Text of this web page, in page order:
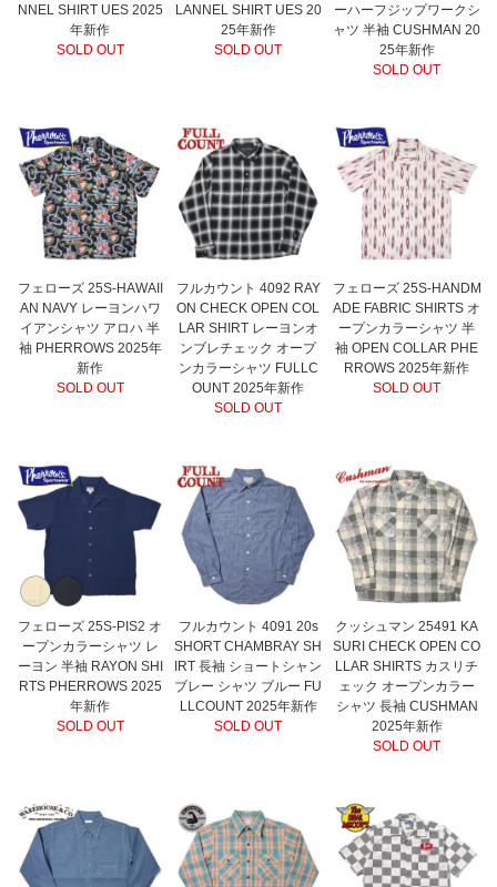
NNEL SHIRT UES 2025
年新作
SOLD OUT
LANNEL SHIRT UES 20
25年新作
SOLD OUT
ーハーフジップワークシ
ャツ 半袖 CUSHMAN 20
25年新作
SOLD OUT
フェローズ 25S-HAWAII
AN NAVY レーヨンハワ
イアンシャツ アロハ 半
袖 PHERROWS 2025年
新作
SOLD OUT
フルカウント 4092 RAY
ON CHECK OPEN COL
LAR SHIRT レーヨンオ
ンブレチェック オープ
ンカラーシャツ FULLC
OUNT 2025年新作
SOLD OUT
フェローズ 25S-HANDM
ADE FABRIC SHIRTS オ
ープンカラーシャツ 半
袖 OPEN COLLAR PHE
RROWS 2025年新作
SOLD OUT
フェローズ 25S-PIS2 オ
ープンカラーシャツ レ
ーヨン 半袖 RAYON SHI
RTS PHERROWS 2025
年新作
SOLD OUT
フルカウント 4091 20s
SHORT CHAMBRAY SH
IRT 長袖 ショートシャン
ブレー シャツ ブルー FU
LLCOUNT 2025年新作
SOLD OUT
クッシュマン 25491 KA
SURI CHECK OPEN CO
LLAR SHIRTS カスリチ
ェック オープンカラー
シャツ 長袖 CUSHMAN
2025年新作
SOLD OUT